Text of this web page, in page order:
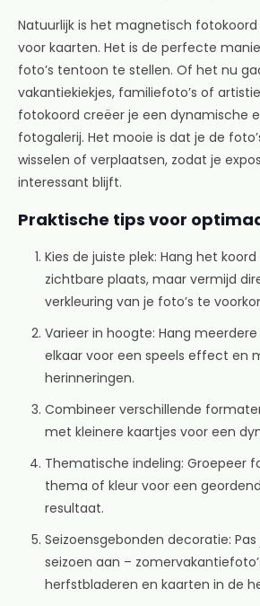
Natuurlijk is het magnetisch
voor kaarten. Het is de perfecte
foto’s tentoon te stellen. Of het nu
vakantiekiekjes, familiefoto’s of
fotokoord creëer je een dynamische
fotogalerij. Het mooie is dat je de
wisselen of verplaatsen, zodat je
interessant blijft.
Praktische tips voor
Kies de juiste plek: Hang het
zichtbare plaats, maar vermijd
verkleuring van je foto’s te
Varieer in hoogte: Hang
elkaar voor een speels effect en
herinneringen.
Combineer verschillende
met kleinere kaartjes voor een
Thematische indeling: Groepeer
thema of kleur voor een
resultaat.
Seizoensgebonden decoratie:
seizoen aan –
herfstbladeren en kaarten in de